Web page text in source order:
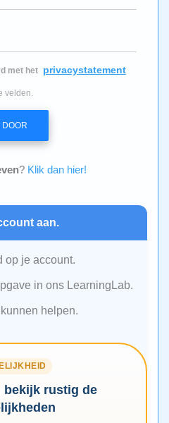
met het privacystatement
velden.
DOOR
? Klik dan hier!
aan.
op je account.
in ons LearningLab.
helpen.
bekijk rustig de